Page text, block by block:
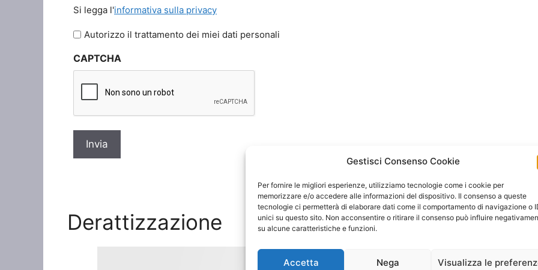
Gestisci Consenso Cookie
Per fornire le migliori esperienze, utilizziamo tecnologie come i cookie per
memorizzare e/o accedere alle informazioni del dispositivo. Il consenso a queste
tecnologie ci permetterà di elaborare dati come il comportamento di navigazione o
unici su questo sito. Non acconsentire o ritirare il consenso può influire
su alcune caratteristiche e funzioni.
Accetta Nega Visualizza le
legga
l'informativa
privacy
Si legga l'informativa sulla privacy
Autorizzo il trattamento dei miei dati personali
CAPTCHA
Derattizzazione